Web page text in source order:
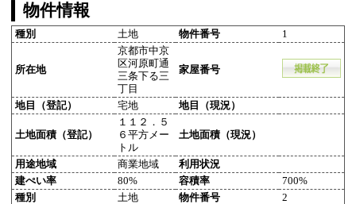
物件情報
種別 土地 物件番号 1
所在地
京都市中京
区河原町通
三条下る三
丁目
家屋番号
地目（登記） 宅地 地目（現況）
土地面積（登記）
１１２．５
６平方メー
トル
土地面積（現況）
用途地域 商業地域
利用状況
建ぺい率
80% 容積率
700%
種別
土地 物件番号 2